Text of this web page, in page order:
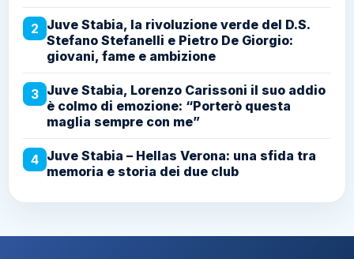
2 Juve Stabia, la rivoluzione verde del D.S.
Stefano Stefanelli e Pietro De Giorgio:
giovani, fame e ambizione
3 Juve Stabia, Lorenzo Carissoni il suo addio
è colmo di emozione: “Porterò questa
maglia sempre con me”
4 Juve Stabia – Hellas Verona: una sfida tra
memoria e storia dei due club